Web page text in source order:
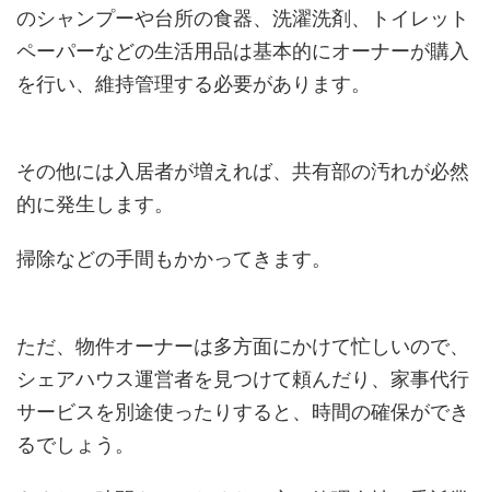
のシャンプーや台所の食器、洗濯洗剤、トイレット
ペーパーなどの生活用品は基本的にオーナーが購入
を行い、維持管理する必要があります。
その他には入居者が増えれば、共有部の汚れが必然
的に発生します。
掃除などの手間もかかってきます。
ただ、物件オーナーは多方面にかけて忙しいので、
シェアハウス運営者を見つけて頼んだり、家事代行
サービスを別途使ったりすると、時間の確保ができ
るでしょう。